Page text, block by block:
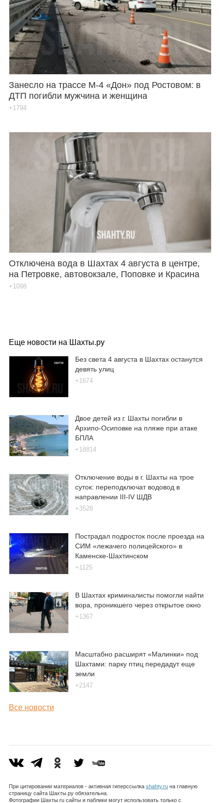
Занесло на трассе М-4 «Дон» под Ростовом: в
ДТП погибли мужчина и женщина
+1794
Отключена вода в Шахтах 4 августа в центре,
на Петровке, автовокзале, Поповке и Красина
+1098
Еще новости на Шахты.ру
Без света 4 августа в Шахтах останутся
девять улиц
+1674
Двое детей из г. Шахты погибли в
Архипо-Осиповке на пляже при атаке
БПЛА
+18814
Отключение воды в г. Шахты на трое
суток: переподключат водовод в
направлении III-IV ШДВ
+3528
Пострадал подросток после проезда на
СИМ «лежачего полицейского» в
Каменске-Шахтинском
+1125
В Шахтах криминалисты помогли найти
вора, проникшего через открытое окно
+1367
Масштабно расширят «Малинки» под
Шахтами: парку птиц передадут еще
земли
+2147
Все новости
При цитировании материалов - активная гиперссылка shahty.ruна главную
страницу сайта Шахты.ру обязательна.
Фотографии Шахты.ru сайты и паблики могут использовать только с